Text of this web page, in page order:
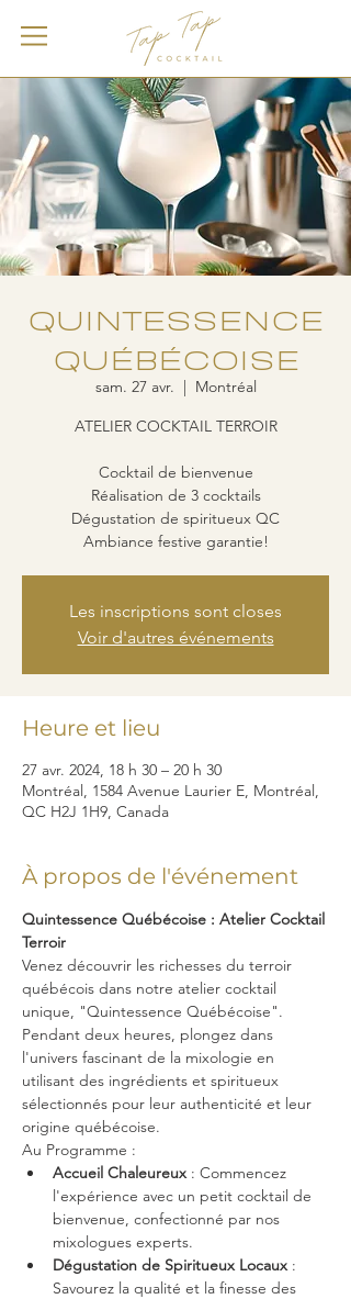
QUINTESSENCE
QUÉBÉCOISE
sam. 27 avr.
  |
Montréal
ATELIER COCKTAIL TERROIR
Cocktail de bienvenue
Réalisation de 3 cocktails
Dégustation de spiritueux QC
Ambiance festive garantie!
Les inscriptions sont closes
Voir d'autres événements
Heure et lieu
27 avr. 2024, 18 h 30 – 20 h 30
Montréal, 1584 Avenue Laurier E, Montréal,
QC H2J 1H9, Canada
À propos de l'événement
Quintessence Québécoise : Atelier Cocktail
Terroir
Venez découvrir les richesses du terroir
québécois dans notre atelier cocktail
unique, "Quintessence Québécoise".
Pendant deux heures, plongez dans
l'univers fascinant de la mixologie en
utilisant des ingrédients et spiritueux
sélectionnés pour leur authenticité et leur
origine québécoise.
Au Programme :
Accueil Chaleureux : Commencez
l'expérience avec un petit cocktail de
bienvenue, confectionné par nos
mixologues experts.
Dégustation de Spiritueux Locaux :
Savourez la qualité et la finesse des